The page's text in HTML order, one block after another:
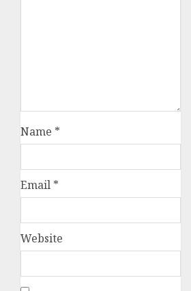
Name *
Email *
Website